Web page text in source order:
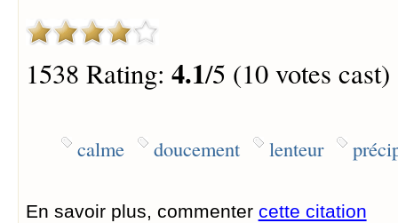
1538 Rating: 4.1/5 (10 votes cast)
calme doucement lenteur
En savoir plus, commenter cette citation